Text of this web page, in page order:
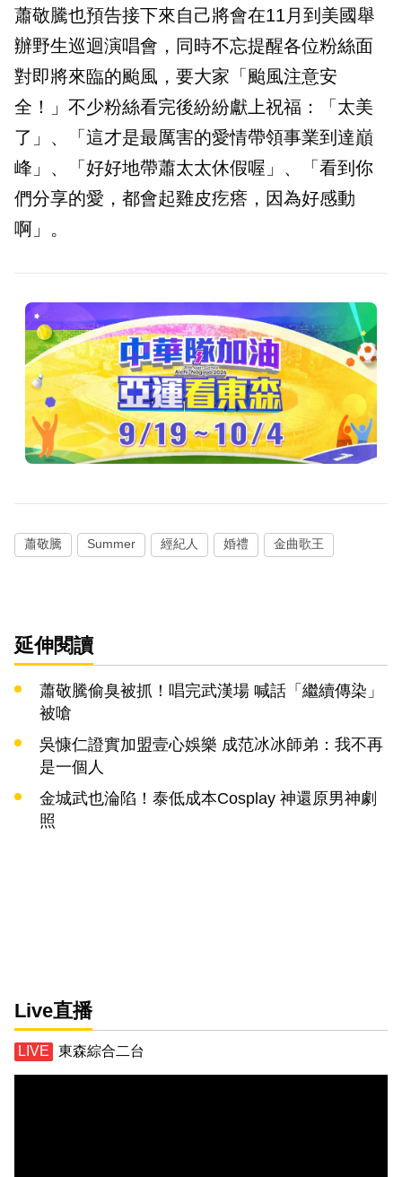
蕭敬騰也預告接下來自己將會在11月到美國舉
辦野生巡迴演唱會，同時不忘提醒各位粉絲面
對即將來臨的颱風，要大家「颱風注意安
全！」不少粉絲看完後紛紛獻上祝福：「太美
了」、「這才是最厲害的愛情帶領事業到達巔
峰」、「好好地帶蕭太太休假喔」、「看到你
們分享的愛，都會起雞皮疙瘩，因為好感動
啊」。
蕭敬騰 Summer 經紀人 婚禮 金曲歌王
延伸閱讀
蕭敬騰偷臭被抓！唱完武漢場 喊話「繼續傳染」
被嗆
吳慷仁證實加盟壹心娛樂 成范冰冰師弟：我不再
是一個人
金城武也淪陷！泰低成本Cosplay 神還原男神劇
照
Live直播
東森綜合二台